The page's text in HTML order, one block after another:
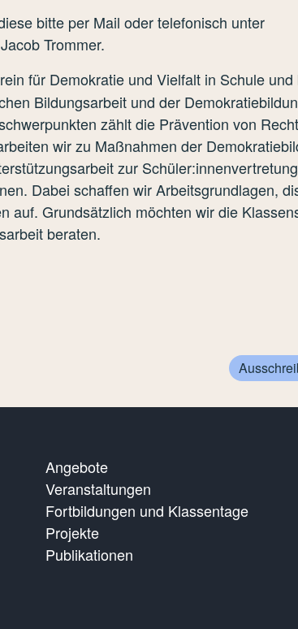
bitte per Mail oder telefonisch unter
Trommer.
für Demokratie und Vielfalt in Schule
Bildungsarbeit und der
zählt die Prävention von
wir zu Maßnahmen der
zur
Dabei schaffen wir Arbeitsgrundlagen,
auf. Grundsätzlich möchten wir die
beraten.
Angebote
Veranstaltungen
Fortbildungen und Klassentage
Projekte
Publikationen